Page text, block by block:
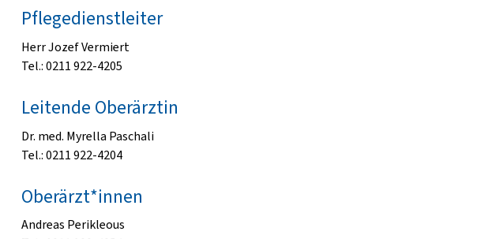
Pflegedienstleiter
Herr Jozef Vermiert
Tel.: 0211 922-4205
Leitende Oberärztin
Dr. med. Myrella Paschali
Tel.: 0211 922-4204
Oberärzt*innen
Andreas Perikleous